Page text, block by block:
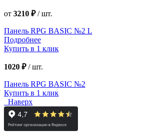
от 3210 ₽/шт.
Панель RPG BASIC №2 L
Подробнее
Купить в 1 клик
1020 ₽/шт.
Панель RPG BASIC №2
Купить в 1 клик
Наверх